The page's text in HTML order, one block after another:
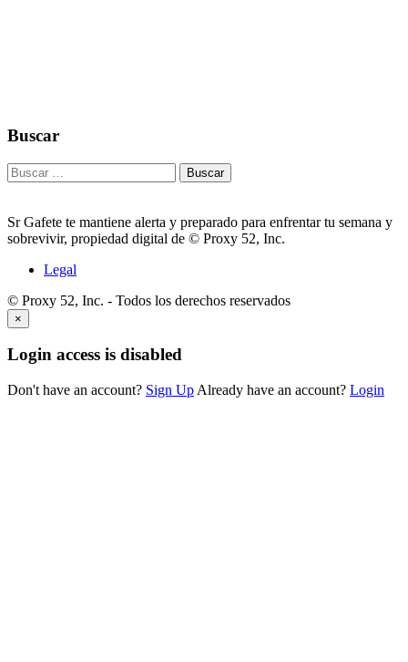
Buscar
Buscar:
Sr Gafete te mantiene alerta y preparado para enfrentar tu semana y
sobrevivir, propiedad digital de © Proxy 52, Inc.
Legal
© Proxy 52, Inc. - Todos los derechos reservados
×
Login access is disabled
Don't have an account? Sign Up Already have an account? Login